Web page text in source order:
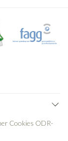
Cookies ODR-